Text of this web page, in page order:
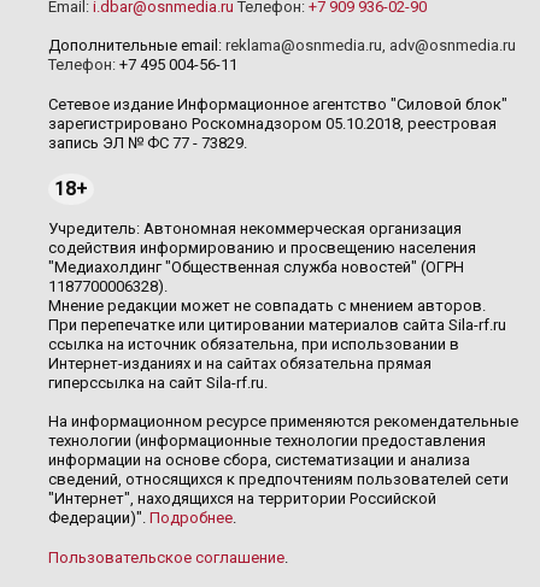
Email: i.dbar@osnmedia.ru Телефон: +7 909 936-02-90
Дополнительные email: reklama@osnmedia.ru, adv@osnmedia.ru
Телефон: +7 495 004-56-11
Сетевое издание Информационное агентство "Силовой блок"
зарегистрировано Роскомнадзором 05.10.2018, реестровая
запись ЭЛ № ФС 77 - 73829.
18+
Учредитель: Автономная некоммерческая организация
содействия информированию и просвещению населения
"Медиахолдинг "Общественная служба новостей" (ОГРН
1187700006328).
Мнение редакции может не совпадать с мнением авторов.
При перепечатке или цитировании материалов сайта Sila-rf.ru
ссылка на источник обязательна, при использовании в
Интернет-изданиях и на сайтах обязательна прямая
гиперссылка на сайт Sila-rf.ru.
На информационном ресурсе применяются рекомендательные
технологии (информационные технологии предоставления
информации на основе сбора, систематизации и анализа
сведений, относящихся к предпочтениям пользователей сети
"Интернет", находящихся на территории Российской
Федерации)". Подробнее.
Пользовательское соглашение.